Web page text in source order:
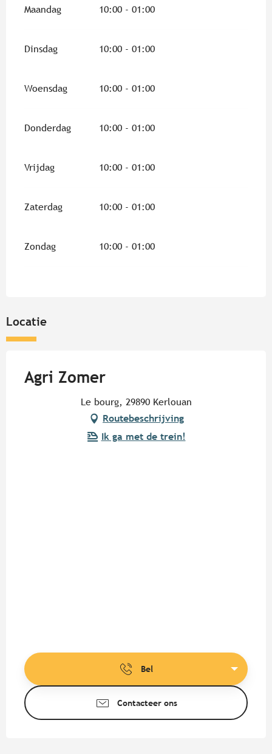
Maandag 10:00 - 01:00
Dinsdag 10:00 - 01:00
Woensdag 10:00 - 01:00
Donderdag 10:00 - 01:00
Vrijdag 10:00 - 01:00
Zaterdag 10:00 - 01:00
Zondag 10:00 - 01:00
Locatie
Agri Zomer
Le bourg, 29890 Kerlouan
Routebeschrijving
Ik ga met de trein!
Bel
Contacteer ons